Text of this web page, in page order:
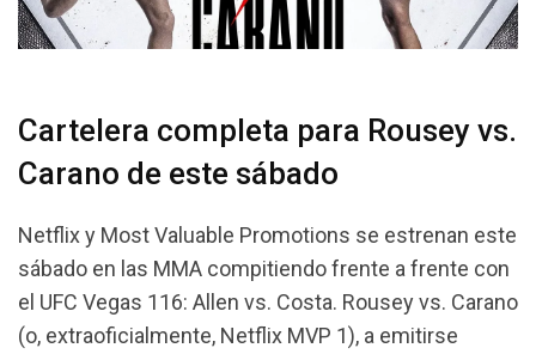
Cartelera completa para Rousey vs.
Carano de este sábado
Netflix y Most Valuable Promotions se estrenan este
sábado en las MMA compitiendo frente a frente con
el UFC Vegas 116: Allen vs. Costa. Rousey vs. Carano
(o, extraoficialmente, Netflix MVP 1), a emitirse